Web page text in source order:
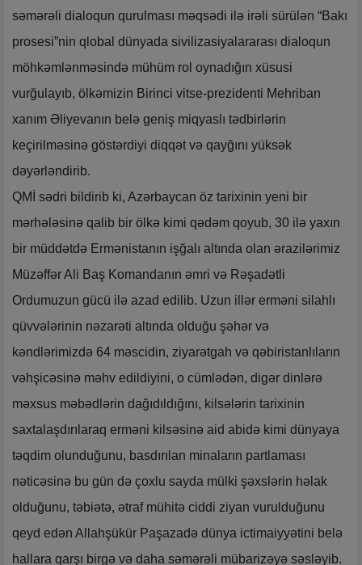
səmərəli dialoqun qurulması məqsədi ilə irəli sürülən “Bakı
prosesi”nin qlobal dünyada sivilizasiyalararası dialoqun
möhkəmlənməsində mühüm rol oynadığın xüsusi
vurğulayıb, ölkəmizin Birinci vitse-prezidenti Mehriban
xanım Əliyevanın belə geniş miqyaslı tədbirlərin
keçirilməsinə göstərdiyi diqqət və qayğını yüksək
dəyərləndirib.
QMİ sədri bildirib ki, Azərbaycan öz tarixinin yeni bir
mərhələsinə qalib bir ölkə kimi qədəm qoyub, 30 ilə yaxın
bir müddətdə Ermənistanın işğalı altında olan ərazilərimiz
Müzəffər Ali Baş Komandanın əmri və Rəşadətli
Ordumuzun gücü ilə azad edilib. Uzun illər erməni silahlı
qüvvələrinin nəzarəti altında olduğu şəhər və
kəndlərimizdə 64 məscidin, ziyarətgah və qəbiristanlıların
vəhşicəsinə məhv edildiyini, o cümlədən, digər dinlərə
məxsus məbədlərin dağıdıldığını, kilsələrin tarixinin
saxtalaşdırılaraq erməni kilsəsinə aid abidə kimi dünyaya
təqdim olunduğunu, basdırılan minaların partlaması
nəticəsinə bu gün də çoxlu sayda mülki şəxslərin həlak
olduğunu, təbiətə, ətraf mühitə ciddi ziyan vurulduğunu
qeyd edən Allahşükür Paşazadə dünya ictimaiyyətini belə
hallara qarşı birgə və daha səmərəli mübarizəyə səsləyib.